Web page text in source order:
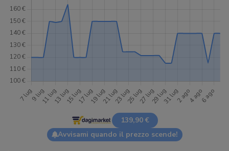
139,90 €
Avvisami quando il prezzo scende!